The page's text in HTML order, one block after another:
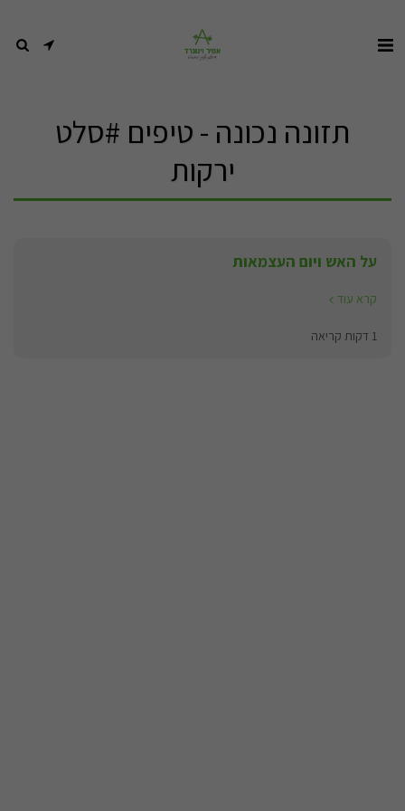
תזונה נכונה - טיפים #סלט
ירקות
על האש ויום העצמאות
קרא עוד
1 דקות קריאה